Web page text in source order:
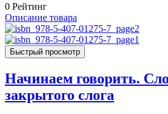
0 Рейтинг
Описание товара
Быстрый просмотр
Начинаем говорить.
закрытого слога